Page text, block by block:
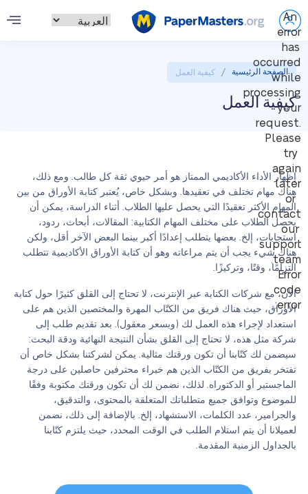
An
error
has
occurred
while
processing
your
request.
Please
try
again
later
or
contact
our
support
team.
Error
code
error:
الصفحة الرئيسية / كيفية العمل
كيفية العمل
إظهار الأداء الأكاديمي الممتاز هو أمر حيوي ثقة كل طالب. ومع ذلك،
هناك مهام تختلف في تعقيدها. وبشكل خاص، يُعتبر كتابة الأوراق من بين
المهام الأكثر تعقيدًا التي يحصل عليها الطلاب. أثناء الدراسة، يمكن أن
يحصل الطلاب على مختلف المهام الكتابية: المقالات، أبحاث، ردود،
استجابات، إلخ. بعضها يتطلب إعدادًا أكبر بينما البعض الآخر أقل، ولكن
هناك شيء يجب أن يتم مراعاته وهو أن كتابة الأوراق الأكاديمية تتطلب
التزامًا، وقتًا، وتركيزًا.
الآن، مع شركات الكتابة عبر الإنترنت، لا تحتاج إلى القلق كثيرًا حول كتابة
الأوراق، حيث هناك فريق من الكتّاب المهرة والمختصين الذين هم على
استعداد لإجراء هذه العمل لك (وبسعر معقول). بعد تقديم طلب إلى
شركة مثل هذه، لا تحتاج إلى القلق بشأن النتيجة النهائية ودقة البحث:
سيضمن لك كتّابنا أن تكون ورقتك مثالية. يمكن لشركتنا بشكل خاص أن
تفتخر بفريق من الكتّاب الذين هم خبراء محترفين حاصلين على درجة
الماجستير أو الدكتوراه. لذلك، نضمن لك أن تكون ورقتك مكتوبة وفقًا
للموضوع وتوافق جميع متطلباتك المتعلقة بالمحتوى، والتدقيق،
والجرامير، عدد الكلمات، الاستشهاد، إلخ. بالإضافة إلى ذلك، نضمن
لعميلانا أن يتم استلام الطلب في الوقت المحدد، حيث يلتزم كتّابنا
بالجداول الزمنية المقدمة.